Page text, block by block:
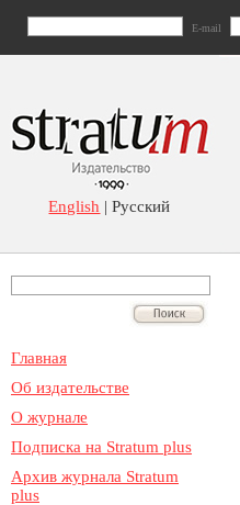
E-mail
English | Русский
Главная
Об издательстве
О журнале
Подписка на Stratum plus
Архив журнала Stratum
plus